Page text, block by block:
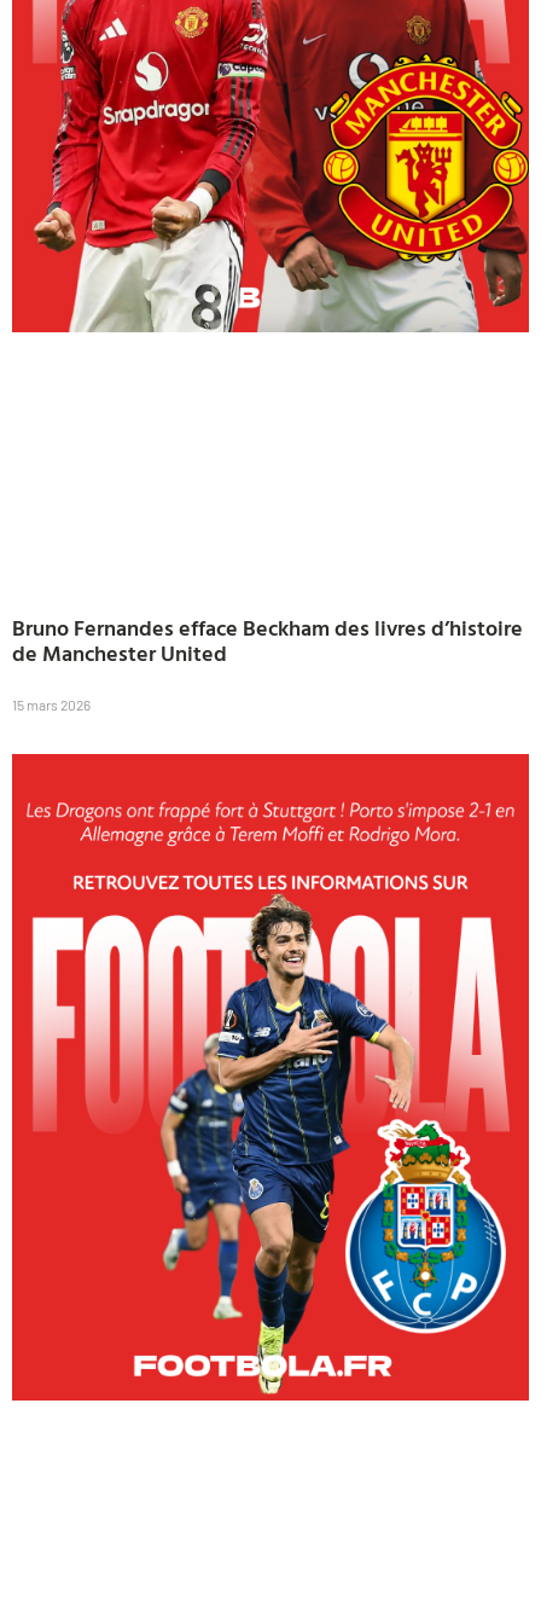
Bruno Fernandes efface Beckham des livres d’histoire
de Manchester United
15 mars 2026